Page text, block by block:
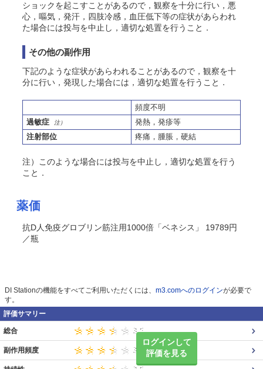
ショックを起こすことがあるので，観察を十分に行い，悪
心，嘔気，発汗，四肢冷感，血圧低下等の症状があらわれ
た場合には投与を中止し，適切な処置を行うこと．
その他の副作用
下記のような症状があらわれることがあるので，観察を十
分に行い，発現した場合には，適切な処置を行うこと．
頻度不明
過敏症
注）
発熱，発疹等
注射部位
疼痛，腫脹，硬結
注）このような場合には投与を中止し，適切な処置を行う
こと．
薬価
抗D人免疫グロブリン筋注用1000倍「ベネシス」 19789円
／瓶
DI Stationの機能をすべてご利用いただくには、 m3.comへのログインが必要で
す。
評価サマリー
ログインして
評価を見る
総合
副作用頻度